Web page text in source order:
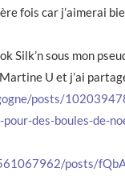
fois car j’aimerai
Silk’n sous mon
U et j’ai
posts/
des-boules-de-
posts/